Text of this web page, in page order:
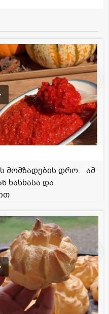
მომზადების დრო... ამ
ხასხასა და